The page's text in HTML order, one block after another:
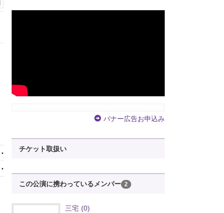
バナー広告お申込み
チケット取扱い
この公演に携わっているメンバー 2
三宅 (0)